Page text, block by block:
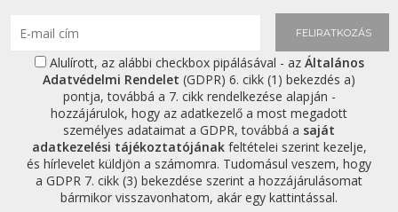
FELIRATKOZÁS
Alulírott, az alábbi checkbox pipálásával - az Általános
Adatvédelmi Rendelet (GDPR) 6. cikk (1) bekezdés a)
pontja, továbbá a 7. cikk rendelkezése alapján -
hozzájárulok, hogy az adatkezelő a most megadott
személyes adataimat a GDPR, továbbá a saját
adatkezelési tájékoztatójánakfeltételei szerint kezelje,
és hírlevelet küldjön a számomra. Tudomásul veszem, hogy
a GDPR 7. cikk (3) bekezdése szerint a hozzájárulásomat
bármikor visszavonhatom, akár egy kattintással.